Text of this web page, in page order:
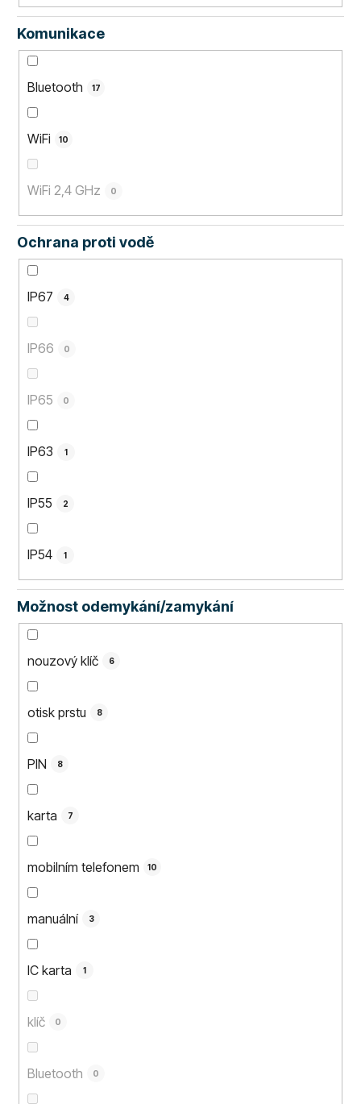
Komunikace
Bluetooth 17
WiFi 10
WiFi 2,4 GHz 0
Ochrana proti vodě
IP67 4
IP66 0
IP65 0
IP63 1
IP55 2
IP54 1
Možnost odemykání/zamykání
nouzový klíč 6
otisk prstu 8
PIN 8
karta 7
mobilním telefonem 10
manuální 3
IC karta 1
klíč 0
Bluetooth 0